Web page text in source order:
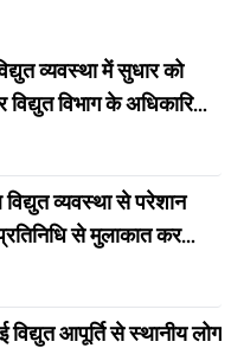
व्यवस्था में सुधार को
विभाग के अधिकारियों
विद्युत व्यवस्था में जल्द
व्यवस्था से परेशान
से मुलाकात कर
सुधार करने की
नाम संबोधित ज्ञापन दिया
आपूर्ति से स्थानीय लोग